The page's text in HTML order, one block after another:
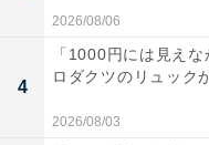
2026/08/06
4
「1000円には見え
ロダクツのリュック
2026/08/03